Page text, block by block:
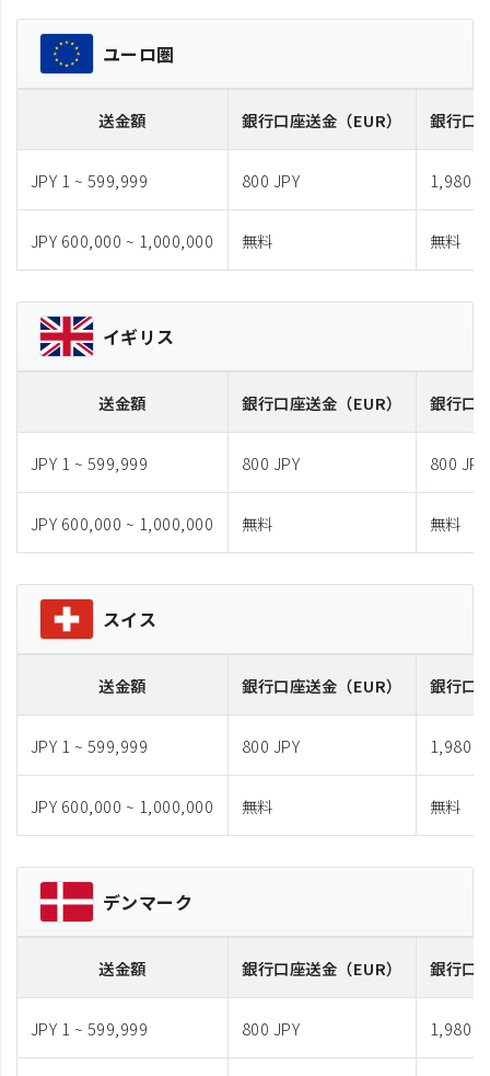
ユーロ圏
送金額 銀行口座送金 （EUR） 銀行口
JPY 1 ~ 599,999 800 JPY 1,980
JPY 600,000 ~ 1,000,000 無料 無料
イギリス
送金額 銀行口座送金 （EUR） 銀行口
JPY 1 ~ 599,999 800 JPY 800 JPY
JPY 600,000 ~ 1,000,000 無料 無料
スイス
送金額 銀行口座送金 （EUR） 銀行口
JPY 1 ~ 599,999 800 JPY 1,980
JPY 600,000 ~ 1,000,000 無料 無料
デンマーク
送金額 銀行口座送金 （EUR） 銀行口
JPY 1 ~ 599,999 800 JPY 1,980